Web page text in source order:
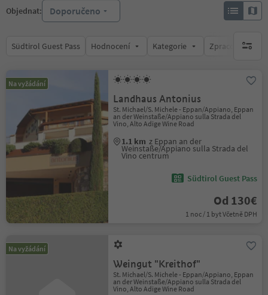
Objednat: Doporučeno
Südtirol Guest Pass Hodnocení Kategorie Zpracovávábrak
Na vyžádání
Landhaus Antonius
St. Michael/S. Michele - Eppan/Appiano, Eppan
an der Weinstaße/Appiano sulla Strada del
Vino, Alto Adige Wine Road
1.1 km z Eppan an der
Weinstaße/Appiano sulla Strada del
Vino centrum
Südtirol Guest Pass
Od 130€
1 noc / 1 byt Včetně DPH
Na vyžádání
Weingut "Kreithof"
St. Michael/S. Michele - Eppan/Appiano, Eppan
an der Weinstaße/Appiano sulla Strada del
Vino, Alto Adige Wine Road